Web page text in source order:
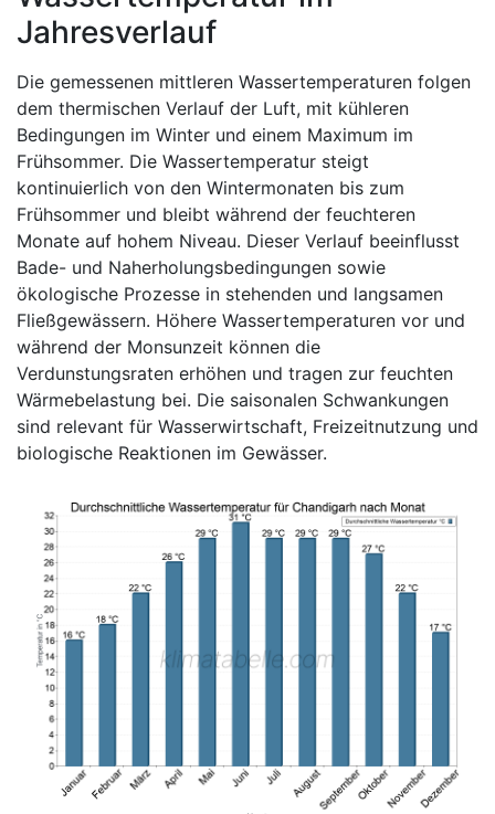
Jahresverlauf
Die gemessenen mittleren Wassertemperaturen folgen
dem thermischen Verlauf der Luft, mit kühleren
Bedingungen im Winter und einem Maximum im
Frühsommer. Die Wassertemperatur steigt
kontinuierlich von den Wintermonaten bis zum
Frühsommer und bleibt während der feuchteren
Monate auf hohem Niveau. Dieser Verlauf beeinflusst
Bade- und Naherholungsbedingungen sowie
ökologische Prozesse in stehenden und langsamen
Fließgewässern. Höhere Wassertemperaturen vor und
während der Monsunzeit können die
Verdunstungsraten erhöhen und tragen zur feuchten
Wärmebelastung bei. Die saisonalen Schwankungen
sind relevant für Wasserwirtschaft, Freizeitnutzung und
biologische Reaktionen im Gewässer.